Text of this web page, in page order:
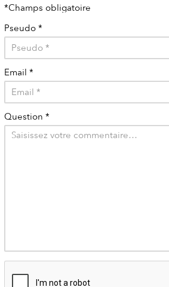
*Champs obligatoire
Pseudo *
Email *
Question *